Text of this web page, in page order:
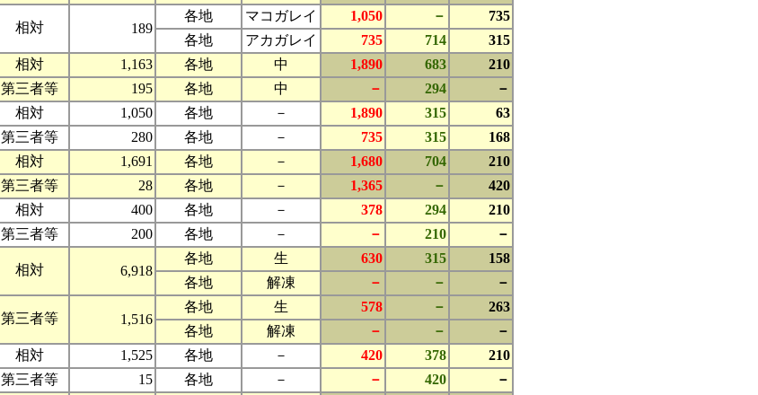
相対 189
各地 マコガレイ 1,050 －
735
各地
アカガレイ 735 714 315
相対 1,163 各地 中 1,890 683
210
第三者等
195 各地 中 － 294 －
相対 1,050 各地 － 1,890 315
63
第三者等
280 各地 － 735 315 168
相対 1,691 各地 － 1,680 704
210
第三者等
28 各地 － 1,365 － 420
相対 400 各地 － 378 294
210
第三者等
200 各地 － － 210 －
相対 6,918
各地 生 630 315
158
各地
解凍 － － －
第三者等 1,516
各地 生 578 －
263
各地
解凍 － － －
相対 1,525 各地 － 420 378
210
第三者等
15 各地 － － 420 －